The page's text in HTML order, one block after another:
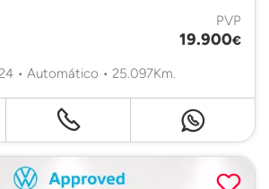
PVP
19.900€
• Automático • 25.097Km.